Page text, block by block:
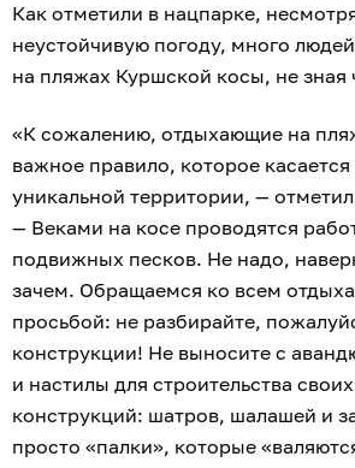
Как отметили в нацпарке,
неустойчивую погоду, много
на пляжах Куршской косы, не зная
«К сожалению, отдыхающие на
важное правило, которое
уникальной территории, —
— Веками на косе проводятся
подвижных песков. Не надо,
зачем. Обращаемся ко всем
просьбой: не разбирайте,
конструкции! Не выносите с
и настилы для строительства
конструкций: шатров, шалашей и
просто «палки», которые